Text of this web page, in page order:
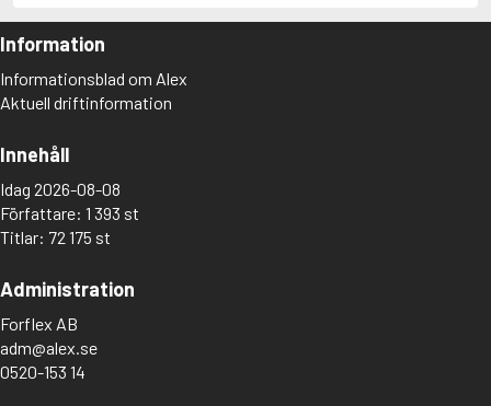
Information
Informationsblad om Alex
Aktuell driftinformation
Innehåll
Idag 2026-08-08
Författare: 1 393 st
Titlar: 72 175 st
Administration
Forflex AB
adm@alex.se
0520-153 14